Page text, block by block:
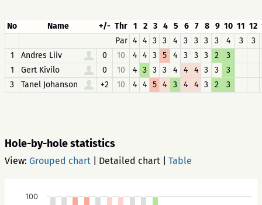
No Name +/- Thr 1 2 3 4 5 6 7 8 9 10 11 12
Par 4 4 3 3 4 3 3 3 3 4 3
3
1
Andres Liiv 0 10 4 4 3 5 4 3 3 3 2
3
1
Gert Kivilo 0 10 4 3 3 3 4 4 4 3 3
3
3
Tanel Johanson +2 10 4 4 5 4 3 4 4 3 2 3
Hole-by-hole statistics
View: Grouped chart Detailed chart Table
100